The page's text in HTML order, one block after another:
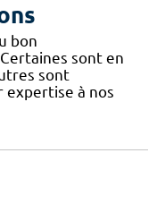
bon
sont en
sont
à nos